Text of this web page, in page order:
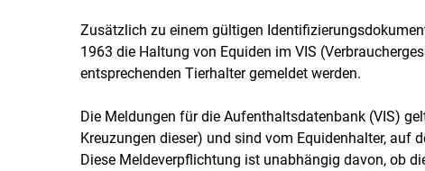
Zusätzlich zu einem gültigen
1963 die Haltung von Equiden im VIS
entsprechenden Tierhalter gemeldet werden.
Die Meldungen für die Aufenthaltsdatenbank (VIS)
Kreuzungen dieser) und sind vom Equidenhalter, auf
Diese Meldeverpflichtung ist unabhängig davon, ob